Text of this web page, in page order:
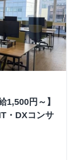
1,500円～】
・DXコンサ